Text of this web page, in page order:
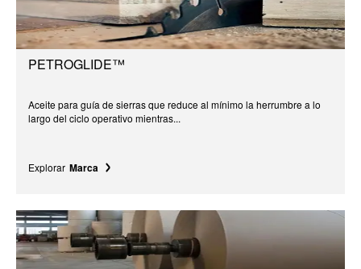
PETROGLIDE™
Aceite para guía de sierras que reduce al mínimo la herrumbre a lo
largo del ciclo operativo mientras...
Explorar Marca